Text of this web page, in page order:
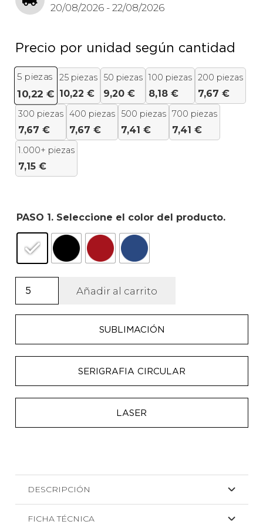
20/08/2026 - 22/08/2026
Precio por unidad según cantidad
5 piezas
10,22 €
25 piezas
10,22 €
50 piezas
9,20 €
100 piezas
8,18 €
200 piezas
7,67 €
300 piezas
7,67 €
400 piezas
7,67 €
500 piezas
7,41 €
700 piezas
7,41 €
1.000+ piezas
7,15 €
PASO 1. Seleccione el color del producto.
Bidón
de
de
cantidad
Añadir al carrito
SUBLIMACIÓN
SERIGRAFIA CIRCULAR
LASER
DESCRIPCIÓN
FICHA TÉCNICA